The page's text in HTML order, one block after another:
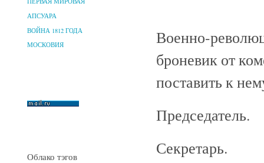
АПСУАРА
ВОЙНА 1812 ГОДА
МОСКОВИЯ
Облако тэгов
Военно-
броневик от
поставить к
Председатель.
Секретарь.